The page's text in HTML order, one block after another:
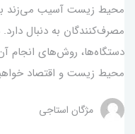
محیط زیست آسیب می‌زند
مصرف‌کنندگان به دنبال
دستگاه‌ها، روش‌های انجام
محیط زیست و اقتصاد
مژگان استاجی